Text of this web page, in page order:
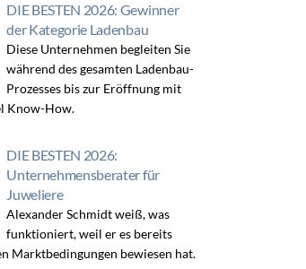
DIE BESTEN 2026: Gewinner
der Kategorie Ladenbau
Diese Unternehmen begleiten Sie
während des gesamten Ladenbau-
Prozesses bis zur Eröffnung mit
Know-How.
DIE BESTEN 2026:
Unternehmensberater für
Juweliere
Alexander Schmidt weiß, was
funktioniert, weil er es bereits
Marktbedingungen bewiesen hat.